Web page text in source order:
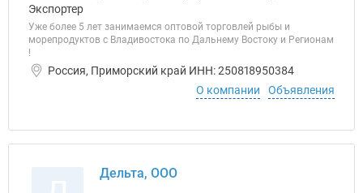
Экспортер
Уже более 5 лет занимаемся оптовой торговлей рыбы и
морепродуктов с Владивостока по Дальнему Востоку и Регионам
!
Россия, Приморский край ИНН: 250818950384
О компании
Объявления
Дельта, ООО